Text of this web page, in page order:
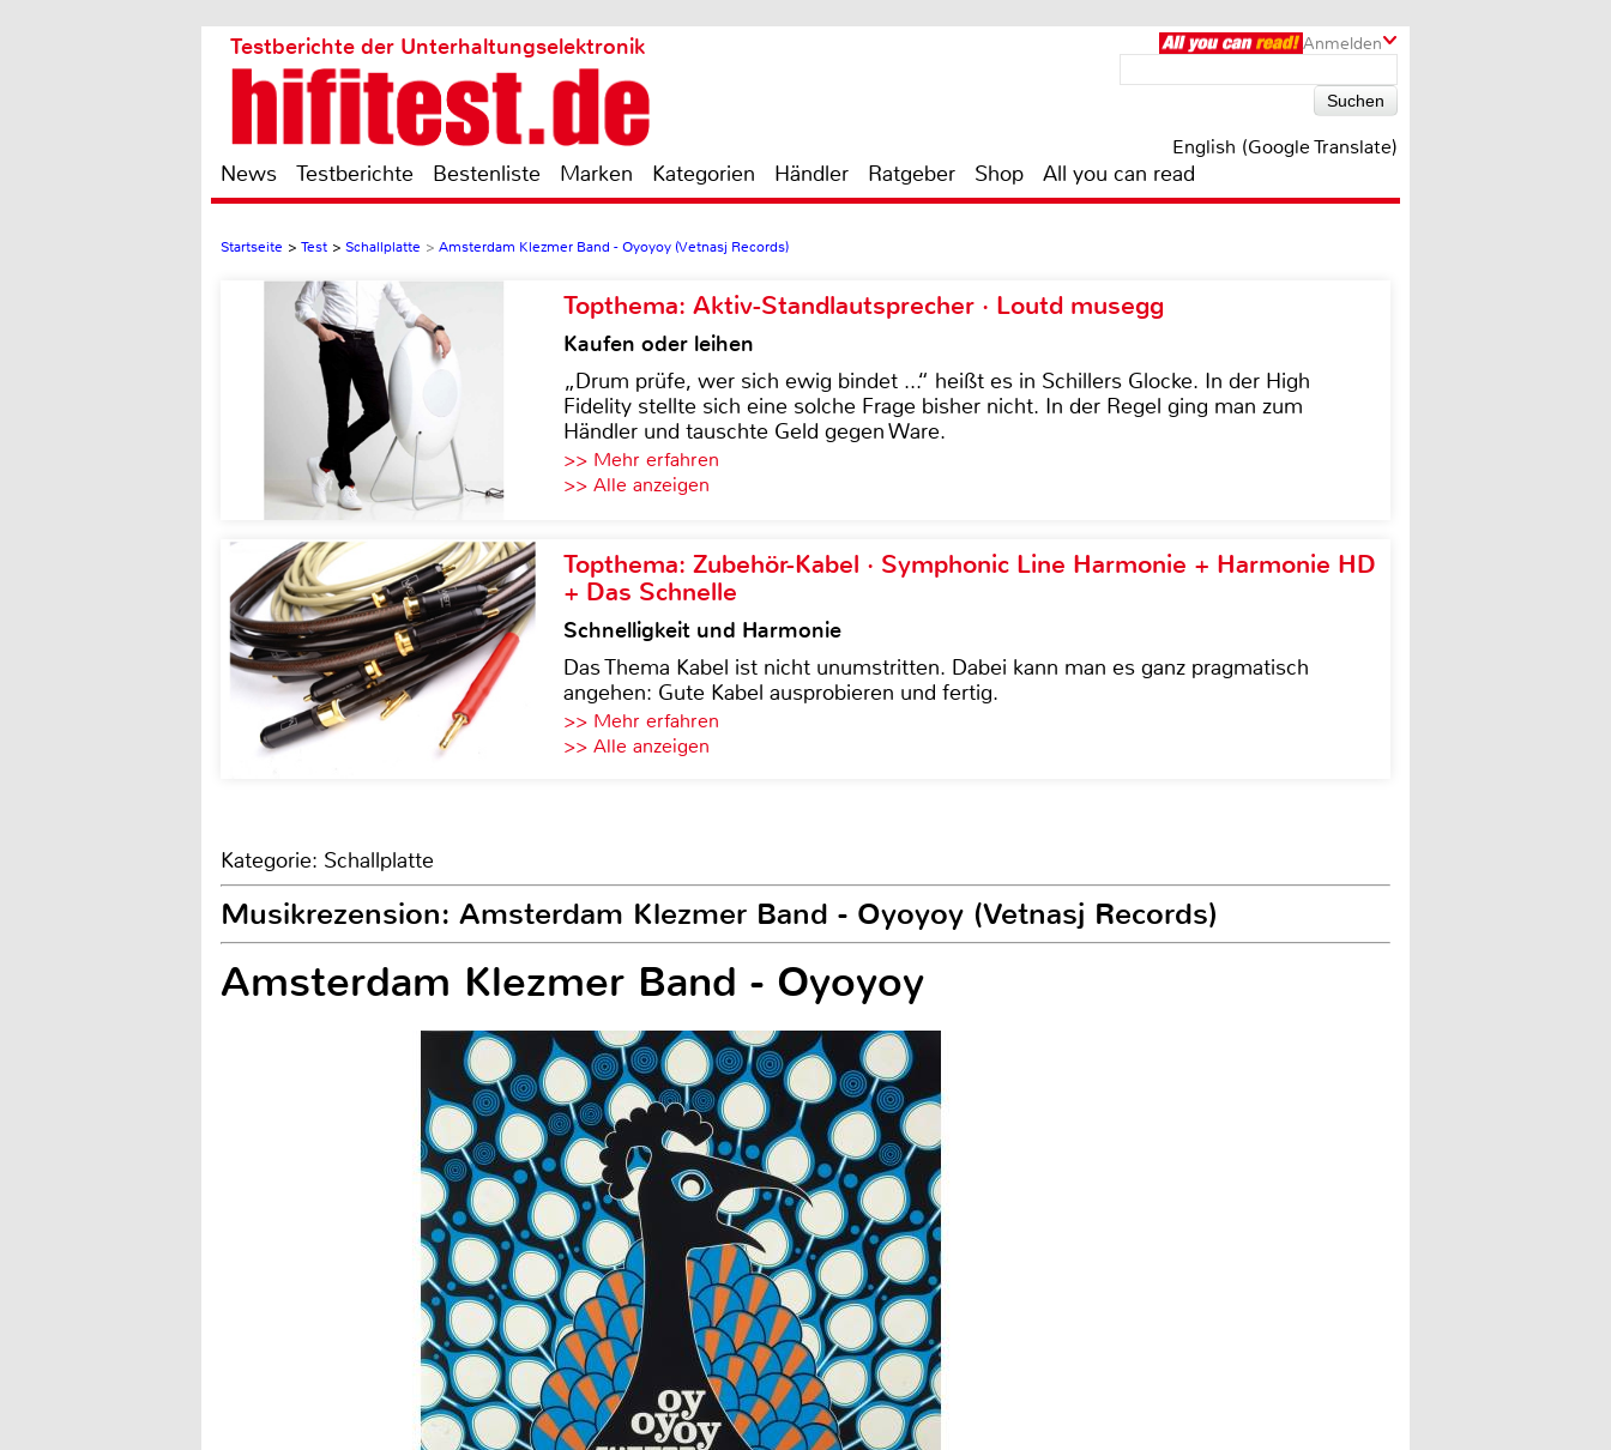
Anmelden
Testberichte der Unterhaltungselektronik
English (Google Translate)
News Testberichte Bestenliste Marken Kategorien Händler Ratgeber Shop All you can read
Startseite > Test > Schallplatte > Amsterdam Klezmer Band - Oyoyoy (Vetnasj Records)
Topthema: Aktiv-Standlautsprecher · Loutd musegg
Kaufen oder leihen
„Drum prüfe, wer sich ewig bindet ...“ heißt es in Schillers Glocke. In der High
Fidelity stellte sich eine solche Frage bisher nicht. In der Regel ging man zum
Händler und tauschte Geld gegen Ware.
>> Mehr erfahren
>> Alle anzeigen
Topthema: Zubehör-Kabel · Symphonic Line Harmonie + Harmonie HD
+ Das Schnelle
Schnelligkeit und Harmonie
Das Thema Kabel ist nicht unumstritten. Dabei kann man es ganz pragmatisch
angehen: Gute Kabel ausprobieren und fertig.
>> Mehr erfahren
>> Alle anzeigen
Kategorie: Schallplatte
Musikrezension: Amsterdam Klezmer Band - Oyoyoy (Vetnasj Records)
Amsterdam Klezmer Band - Oyoyoy